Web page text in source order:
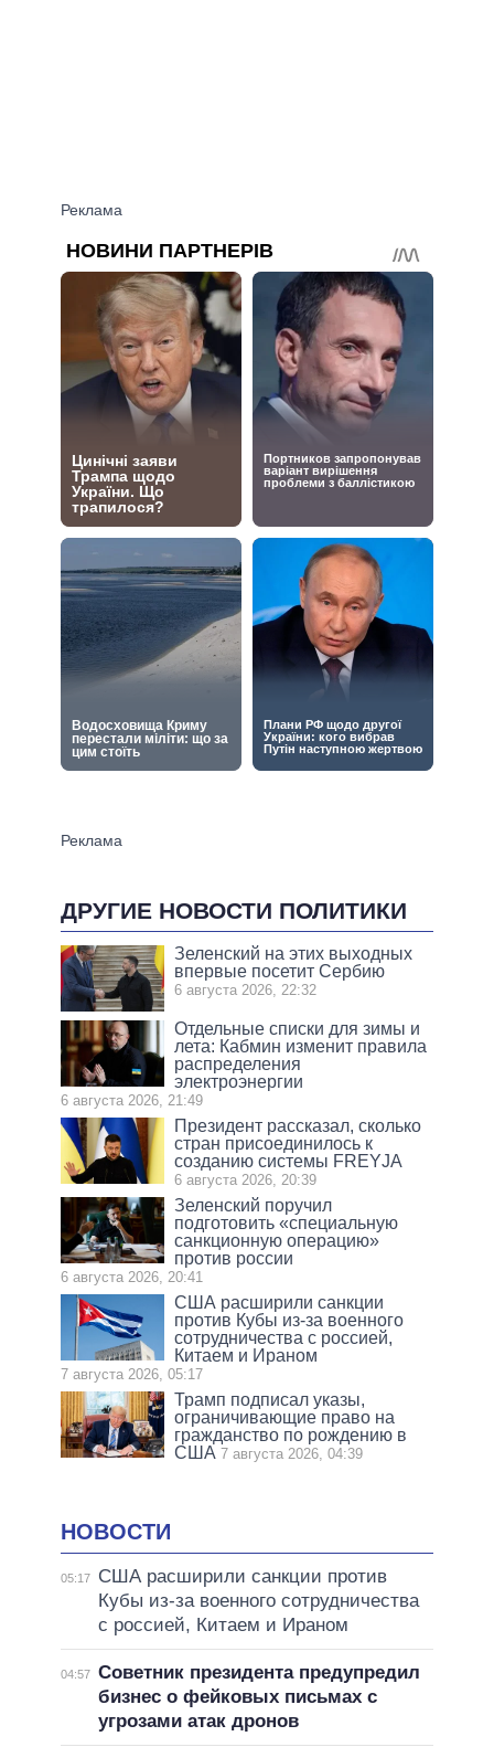
ДРУГИЕ НОВОСТИ ПОЛИТИКИ
Зеленский на этих выходных
впервые посетит Сербию
6 августа 2026, 22:32
Отдельные списки для зимы и
лета: Кабмин изменит правила
распределения
электроэнергии
6 августа 2026, 21:49
Президент рассказал, сколько
стран присоединилось к
созданию системы FREYJA
6 августа 2026, 20:39
Зеленский поручил
подготовить «специальную
санкционную операцию»
против россии
6 августа 2026, 20:41
США расширили санкции
против Кубы из-за военного
сотрудничества с россией,
Китаем и Ираном
7 августа 2026, 05:17
Трамп подписал указы,
ограничивающие право на
гражданство по рождению в
США 7 августа 2026, 04:39
НОВОСТИ
05:17
США расширили санкции против
Кубы из-за военного сотрудничества
с россией, Китаем и Ираном
04:57 Советник президента предупредил
бизнес о фейковых письмах с
угрозами атак дронов